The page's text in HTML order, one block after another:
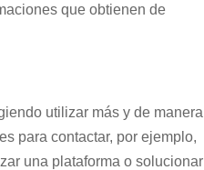
que obtienen de
utilizar más y de manera
para contactar, por ejemplo,
una plataforma o solucionar